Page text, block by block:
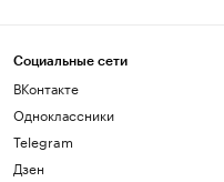
Социальные сети
ВКонтакте
Одноклассники
Telegram
Дзен